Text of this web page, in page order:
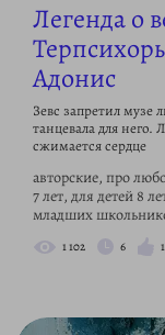
Легенда о
Адонис
Зевс запретил
танцевала для него.
сжимается сердце
авторские, про
7 лет, для детей 8
младших
1 102 6